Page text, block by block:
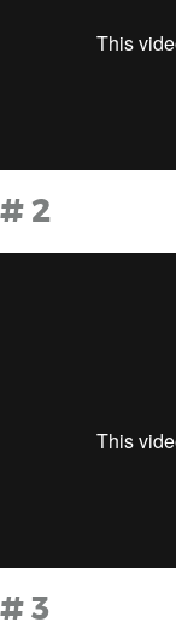
# 2
# 3